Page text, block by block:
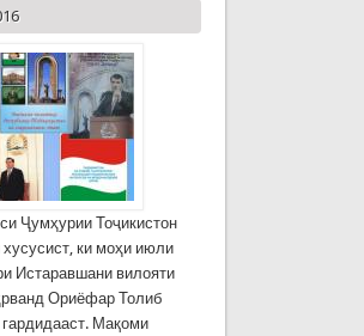
Ҷумҳурии Тоҷикистон
ки моҳи июли
Истаравшани вилояти
Ориёфар Толиб
Мақоми